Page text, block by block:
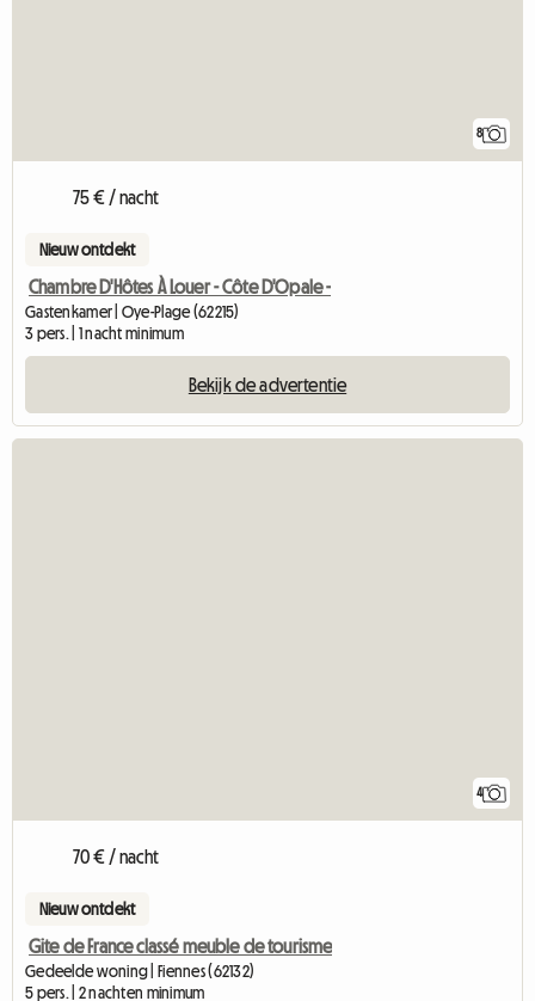
8
75 € / nacht
Nieuw ontdekt
Chambre D'Hôtes À Louer - Côte D'Opale -
Gastenkamer | Oye-Plage (62215)
3 pers. | 1 nacht minimum
Bekijk de advertentie
4
70 € / nacht
Nieuw ontdekt
Gite de France classé meuble de tourisme
Gedeelde woning | Fiennes (62132)
5 pers. | 2 nachten minimum